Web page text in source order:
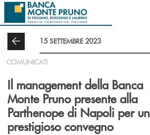
Salta al contenuto principale
15 SETTEMBRE 2023
COMUNICATI
Il management della Banca
Monte Pruno presente alla
Parthenope di Napoli per un
prestigioso convegno